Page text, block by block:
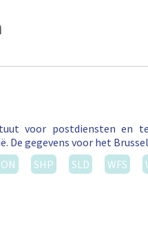
voor postdiensten en
De gegevens voor het
SHP SLD WFS